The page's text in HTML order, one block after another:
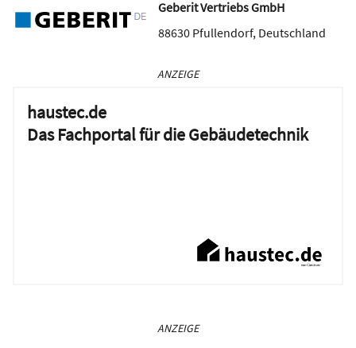
Geberit Vertriebs GmbH
88630 Pfullendorf, Deutschland
ANZEIGE
haustec.de
Das Fachportal für die Gebäudetechnik
ANZEIGE